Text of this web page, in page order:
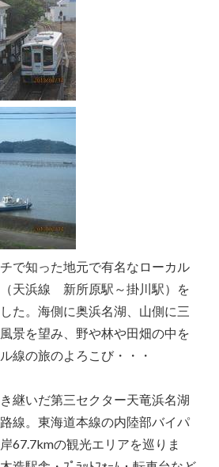
で知った地元で有名なローカル
天浜線 新所原駅～掛川駅）を
た。海側に奥浜名湖、山側に三
景を望み、野や林や田畑の中を
線の旅のよろこび・・・
継いだ第三セクター天竜浜名湖
線。東海道本線の内陸部バイパ
67.7kmの観光エリアを巡りま